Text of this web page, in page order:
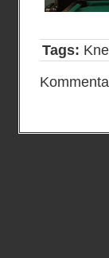
Tags: